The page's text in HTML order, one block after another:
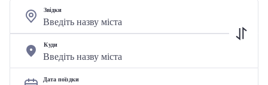
Звідки
Куди
Дата поїздки